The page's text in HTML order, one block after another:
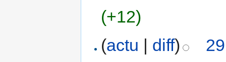
(+12)
(actu diff)